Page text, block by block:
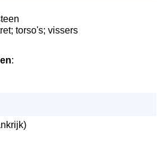
torso's; vissers
: